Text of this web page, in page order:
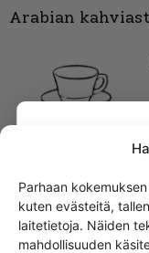
Parhaan
kuten evästeitä,
laitetietoja. Näiden
mahdollisuuden
Arabian